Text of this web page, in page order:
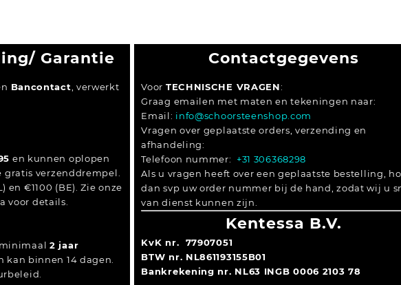
Garantie
Bancontact , verwerkt
en kunnen oplopen
verzenddrempel.
en €1100 (BE). Zie onze
voor details.
2 jaar
kan binnen 14 dagen.
Contactgegevens
Voor TECHNISCHE VRAGEN:
Graag emailen met maten en tekeningen naar:
Email: info@schoorsteenshop.com
Vragen over geplaatste orders, verzending en
afhandeling:
Telefoon nummer: +31 306368298
Als u vragen heeft over een geplaatste bestelling,
dan svp uw order nummer bij de hand, zodat wij u
van dienst kunnen zijn.
Kentessa B.V.
KvK nr. 77907051
BTW nr. NL861193155B01
Bankrekening nr. NL63 INGB 0006 2103 78